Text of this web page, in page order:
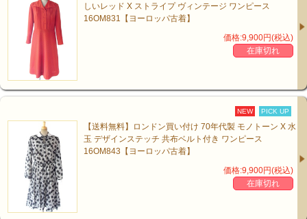
しいレッド X ストライプ ヴィンテージ ワンピース
16OM831【ヨーロッパ古着】
価格:9,900円(税込)
在庫切れ
NEW PICK UP
【送料無料】ロンドン買い付け 70年代製 モノトーン X 水
玉 デザインステッチ 共布ベルト付き ワンピース
16OM843【ヨーロッパ古着】
価格:9,900円(税込)
在庫切れ